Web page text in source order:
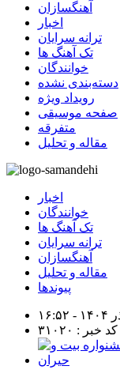
آهنگسازان
اخبار
ترانه سرایان
تک آهنگ ها
خوانندگان
دسته‌بندی نشده
رویداد ویژه
صفحه موسیقی
متفرقه
مقاله و تحلیل
اخبار
خوانندگان
تک آهنگ ها
ترانه سرایان
آهنگسازان
مقاله و تحلیل
پیوندها
کد خبر : ۳۱۰۲۰